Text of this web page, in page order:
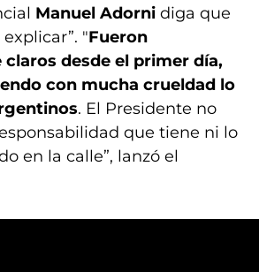
Manuel Adorni diga que
"Fueron
desde el primer día,
con mucha crueldad lo
. El Presidente no
que tiene ni lo
en la calle”, lanzó el